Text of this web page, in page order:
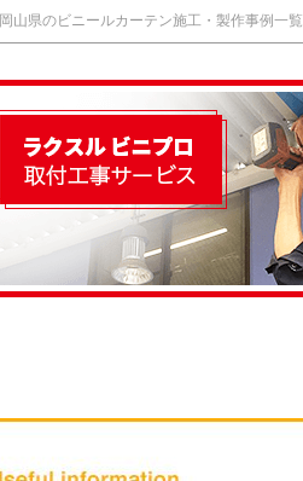
岡山県のビニールカーテン施工・製作事例一覧